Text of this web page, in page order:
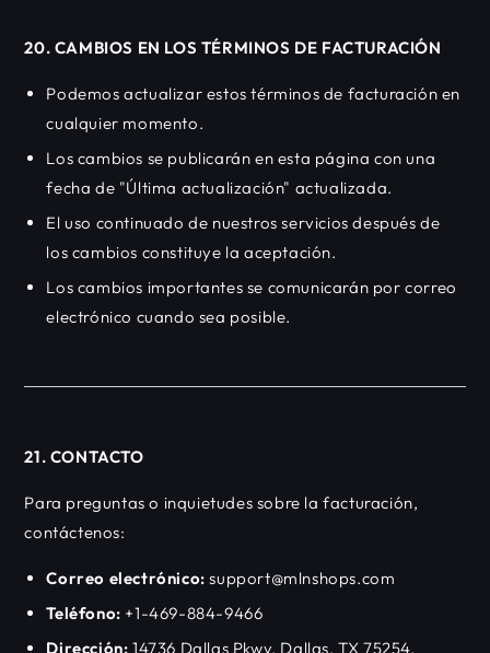
20. CAMBIOS EN LOS TÉRMINOS DE FACTURACIÓN
Podemos actualizar estos términos de facturación en
cualquier momento.
Los cambios se publicarán en esta página con una
fecha de "Última actualización" actualizada.
El uso continuado de nuestros servicios después de
los cambios constituye la aceptación.
Los cambios importantes se comunicarán por correo
electrónico cuando sea posible.
21. CONTACTO
Para preguntas o inquietudes sobre la facturación,
contáctenos:
Correo electrónico: support@mlnshops.com
Teléfono: +1-469-884-9466
Dirección: 14736 Dallas Pkwy, Dallas, TX 75254,